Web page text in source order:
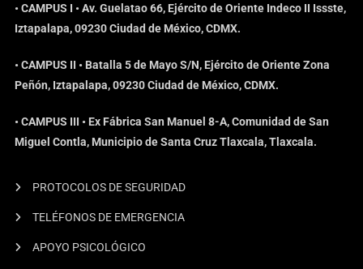
• CAMPUS I • Av. Guelatao 66, Ejército de Oriente Indeco II Issste,
Iztapalapa, 09230 Ciudad de México, CDMX.
• CAMPUS II • Batalla 5 de Mayo S/N, Ejército de Oriente Zona
Peñón, Iztapalapa, 09230 Ciudad de México, CDMX.
• CAMPUS III • Ex Fábrica San Manuel 8-A, Comunidad de San
Miguel Contla, Municipio de Santa Cruz Tlaxcala, Tlaxcala.
PROTOCOLOS DE SEGURIDAD
TELÉFONOS DE EMERGENCIA
APOYO PSICOLÓGICO